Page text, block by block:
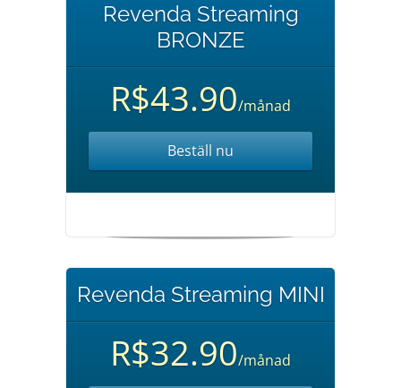
Revenda Streaming
BRONZE
R$43.90/månad
Beställ nu
Revenda Streaming MINI
R$32.90/månad